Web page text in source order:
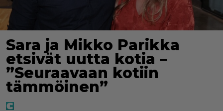
Sara ja Mikko Parikka
etsivät uutta kotia –
”Seuraavaan kotiin
tämmöinen”